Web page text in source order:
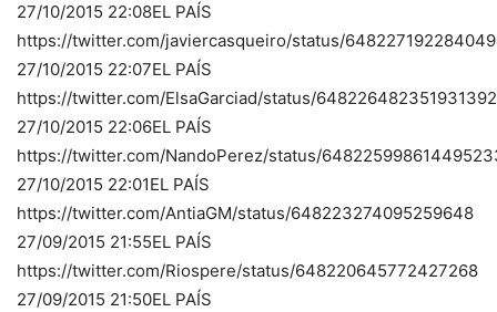
27/10/2015 22:08EL PAÍS
https://twitter.com/javiercasqueiro/status/
27/10/2015 22:07EL PAÍS
https://twitter.com/ElsaGarciad/status/648226482351931392
27/10/2015 22:06EL PAÍS
https://twitter.com/NandoPerez/status/
27/10/2015 22:01EL PAÍS
https://twitter.com/AntiaGM/status/648223274095259648
27/09/2015 21:55EL PAÍS
https://twitter.com/Riospere/status/648220645772427268
27/09/2015 21:50EL PAÍS